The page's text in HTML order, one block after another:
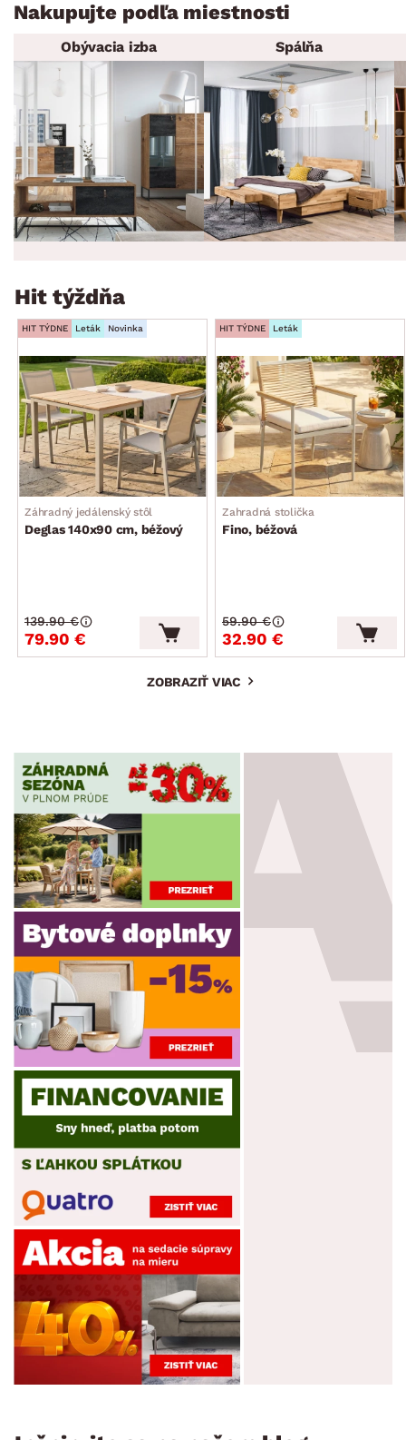
Nakupujte podľa miestnosti
Obývacia izba Spálňa
Hit týždňa
HIT TÝDNE Leták Novinka
Záhradný jedálenský stôl
Deglas 140x90 cm, béžový
79.90 €
139.90 €
HIT TÝDNE Leták
Zahradná stolička
Fino, béžová
32.90 €
59.90 €
ZOBRAZIŤ VIAC